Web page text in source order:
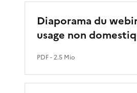
Diaporama du
usage non
PDF- 2.5 Mio